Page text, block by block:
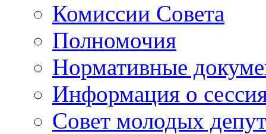
Комиссии Совета
Полномочия
Нормативные
Информация о
Совет молодых